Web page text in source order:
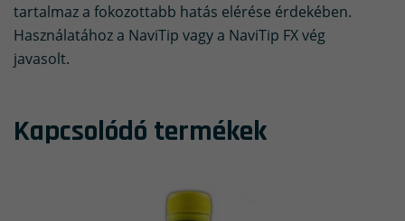
tartalmaz a fokozottabb hatás elérése érdekében.
Használatához a NaviTip vagy a NaviTip FX vég
javasolt.
Kapcsolódó termékek